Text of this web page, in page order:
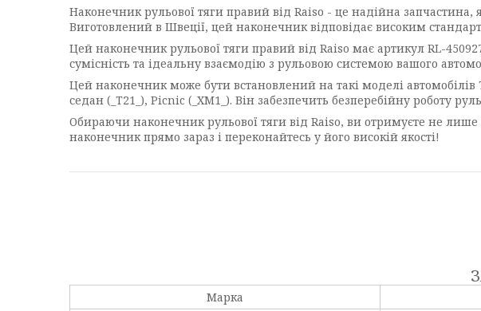
Наконечник рульової тяги правий від Raiso - це надійна запчастина,
Виготовлений в Швеції, цей наконечник відповідає високим
Цей наконечник рульової тяги правий від Raiso має артикул RL-
сумісність та ідеальну взаємодію з рульовою системою вашого
Цей наконечник може бути встановлений на такі моделі автомобілів
седан (_T21_), Picnic (_XM1_). Він забезпечить безперебійну роботу
Обираючи наконечник рульової тяги від Raiso, ви отримуєте не лише
наконечник прямо зараз і переконайтесь у його високій якості!
Марка